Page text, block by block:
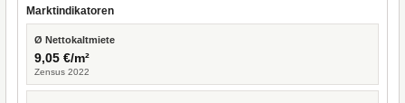
Marktindikatoren
Ø Nettokaltmiete
9,05 €/m²
Zensus 2022